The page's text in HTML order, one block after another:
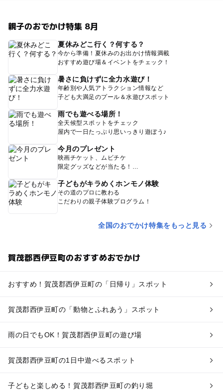
親子のおでかけ特集 8月
夏休みどこ行く？何する？
今から準備！夏休みのお出かけ情報満載
おすすめ遊び場＆イベントをチェック！
暑さに負けずに全力水遊び！
年齢別や人気アトラクション情報など
子ども大満足のプール＆水遊びスポット
雨でも遊べる場所！
全天候型スポットをチェック
屋内で一日たっぷり思いっきり遊ぼう♪
今月のプレゼント
映画チケット、ムビチケ
限定グッズなどが当たる！
子どもがキラめくホンモノ体験
その道のプロに教わる
こだわりの親子体験プログラム！
全国のおでかけ特集をもっと見る
賀茂郡西伊豆町のおすすめおでかけ
おすすめ！賀茂郡西伊豆町の「日帰り」スポット
賀茂郡西伊豆町の「動物とふれあう」スポット
雨の日でもOK！賀茂郡西伊豆町の遊び場
賀茂郡西伊豆町の1日中遊べるスポット
子どもと楽しめる！賀茂郡西伊豆町の釣り堀